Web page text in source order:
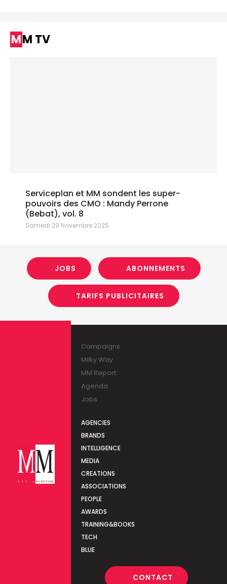
MM TV
Serviceplan et MM sondent les super-
pouvoirs des CMO : Mandy Perrone
(Bebat), vol. 8
Samedi 29 Novembre 2025
JOBS ABONNEMENTS
TARIFS PUBLICITAIRES
Campaigns
Milky Way
MM Report
Agenda
Jobs
AGENCIES
BRANDS
INTELLIGENCE
MEDIA
CREATIONS
ASSOCIATIONS
PEOPLE
AWARDS
TRAINING&BOOKS
TECH
BLUE
CONTACT